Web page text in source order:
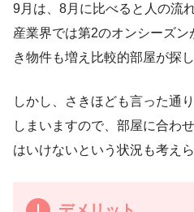
9月は、8月に比べると人の流
産業界では第2のオンシーズ
き物件も増え比較的部屋が探
しかし、さきほども言った通
しまいますので、部屋に合わ
はいけないという状況も考えら